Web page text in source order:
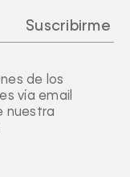
de los
vía email
nuestra